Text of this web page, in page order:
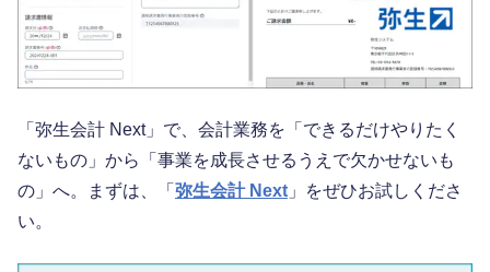
「弥生会計 Next」で、会計業務を「できるだけやりたく
ないもの」から「事業を成長させるうえで欠かせないも
の」へ。まずは、「 弥生会計 Next 」をぜひお試しくださ
い。